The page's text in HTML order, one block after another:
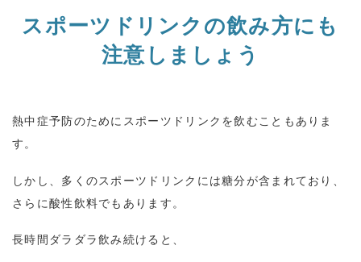
スポーツドリンクの飲み方にも
注意しましょう
熱中症予防のためにスポーツドリンクを飲むこともありま
す。
しかし、多くのスポーツドリンクには糖分が含まれており、
さらに酸性飲料でもあります。
長時間ダラダラ飲み続けると、